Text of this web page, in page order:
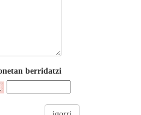
berridatzi